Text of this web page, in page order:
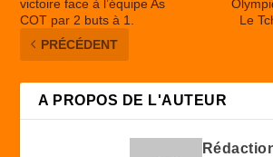
victoire face à l’équipe As
COT par 2 buts à 1.
PRÉCÉDENT
Le
A PROPOS DE L'AUTEUR